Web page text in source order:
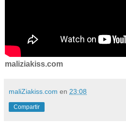
maliziakiss.com
maliZiakiss.com en 23:08
Compartir